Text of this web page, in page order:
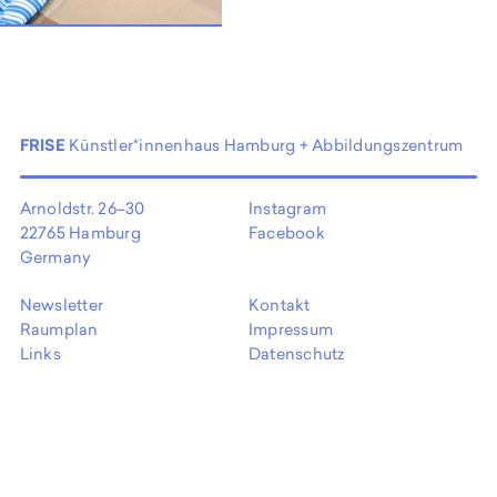
EN
FRISE Künstler*innenhaus Hamburg + Abbildungszentrum
Arnoldstr. 26–30
22765 Hamburg
Germany
Instagram
Facebook
Newsletter
Raumplan
Links
Kontakt
Impressum
Datenschutz